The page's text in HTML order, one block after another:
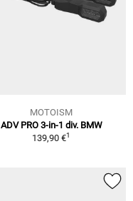
MOTOISM
ADV PRO 3-in-1 div. BMW
139,90 €1